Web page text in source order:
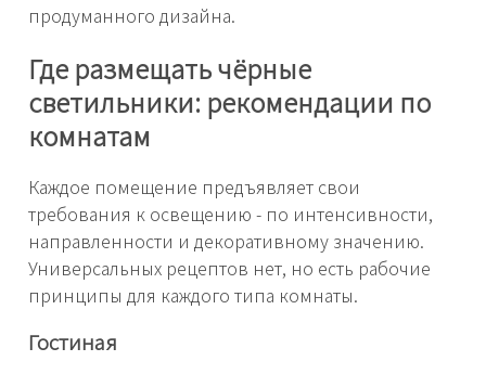
продуманного дизайна.
Где размещать чёрные
светильники: рекомендации по
комнатам
Каждое помещение предъявляет свои
требования к освещению - по интенсивности,
направленности и декоративному значению.
Универсальных рецептов нет, но есть рабочие
принципы для каждого типа комнаты.
Гостиная